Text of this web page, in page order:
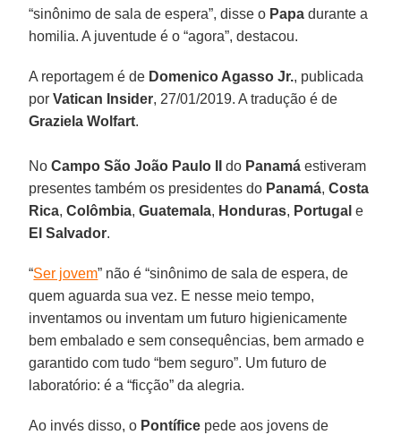
“sinônimo de sala de espera”, disse o Papa durante a
homilia. A juventude é o “agora”, destacou.
A reportagem é de Domenico Agasso Jr., publicada
porVatican Insider, 27/01/2019. A tradução é de
Graziela Wolfart.
NoCampo São João Paulo II do Panamá estiveram
presentes também os presidentes do Panamá,Costa
Rica,Colômbia,Guatemala, Honduras, Portugal e
El Salvador.
“Ser jovem” não é “sinônimo de sala de espera, de
quem aguarda sua vez. E nesse meio tempo,
inventamos ou inventam um futuro higienicamente
bem embalado e sem consequências, bem armado e
garantido com tudo “bem seguro”. Um futuro de
laboratório: é a “ficção” da alegria.
Ao invés disso, o Pontífice pede aos jovens de